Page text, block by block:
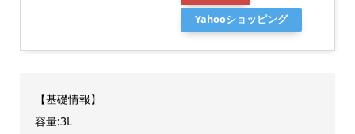
Yahooショッピング
【基礎情報】
容量:3L